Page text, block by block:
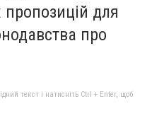
для
про
текст і натисніть Ctrl + Enter, щоб